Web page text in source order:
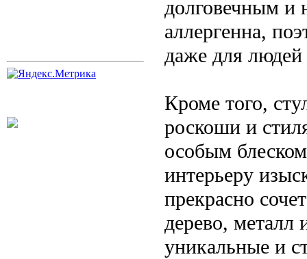
долговечным и
аллергенна,
даже для людей
Кроме того,
роскоши и
особым
интерьеру
прекрасно
дерево, металл
уникальные и